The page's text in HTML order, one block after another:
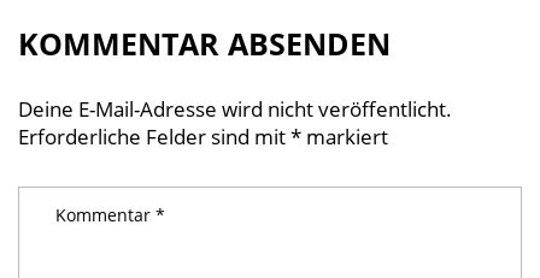
KOMMENTAR ABSENDEN
Deine E-Mail-Adresse wird nicht veröffentlicht.
Erforderliche Felder sind mit* markiert